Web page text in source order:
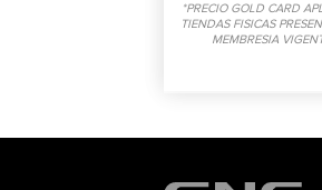
*PRECIO GOLD CARD
TIENDAS FISICAS
MEMBRESIA